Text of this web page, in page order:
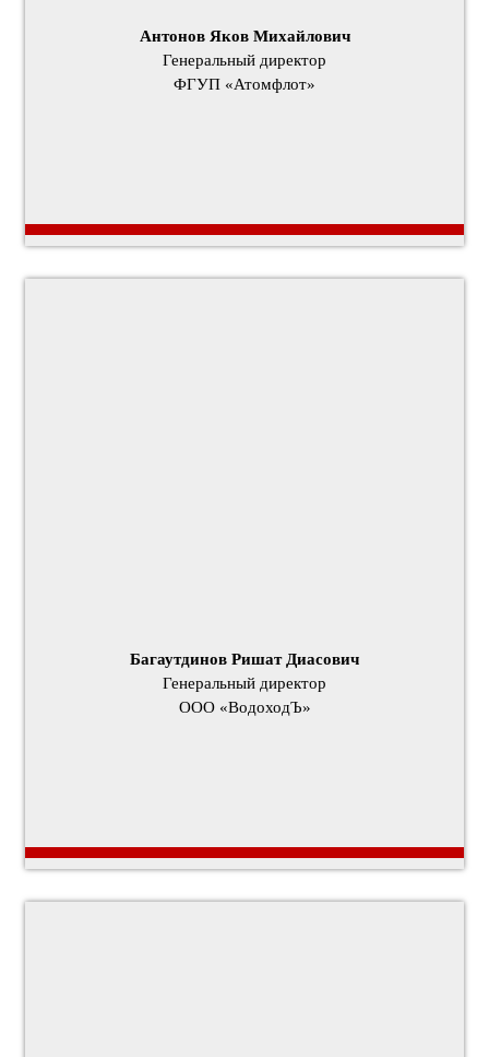
Антонов Яков Михайлович
Генеральный директор
ФГУП «Атомфлот»
Багаутдинов Ришат Диасович
Генеральный директор
ООО «ВодоходЪ»